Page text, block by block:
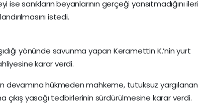
sanıkların beyanlarının gerçeği yansıtmadığını ileri
istedi.
yönünde savunma yapan Keramettin K.’nin yurt
karar verdi.
devamına hükmeden mahkeme, tutuksuz yargılanan
çıkış yasağı tedbirlerinin sürdürülmesine karar verdi.